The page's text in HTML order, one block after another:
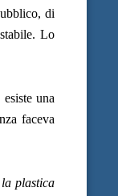
di
Lo
una
faceva
plastica